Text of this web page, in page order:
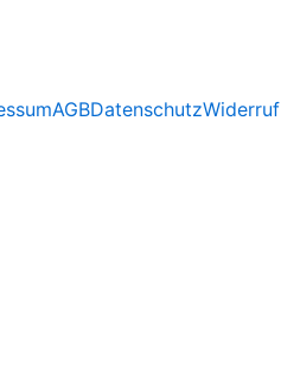
AGBDatenschutzWiderruf